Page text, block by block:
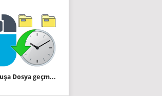
Sağ tuşa Dosya geçmişi özelliği ekleyin